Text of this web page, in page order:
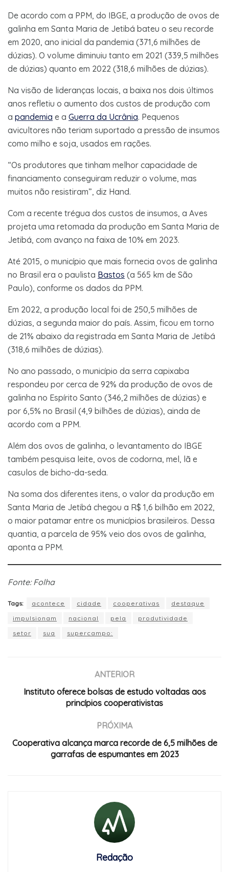
De acordo com a PPM, do IBGE, a produção de ovos de
galinha em Santa Maria de Jetibá bateu o seu recorde
em 2020, ano inicial da pandemia (371,6 milhões de
dúzias). O volume diminuiu tanto em 2021 (339,5 milhões
de dúzias) quanto em 2022 (318,6 milhões de dúzias).
Na visão de lideranças locais, a baixa nos dois últimos
anos refletiu o aumento dos custos de produção com
a pandemia e a Guerra da Ucrânia. Pequenos
avicultores não teriam suportado a pressão de insumos
como milho e soja, usados em rações.
“Os produtores que tinham melhor capacidade de
financiamento conseguiram reduzir o volume, mas
muitos não resistiram”, diz Hand.
Com a recente trégua dos custos de insumos, a Aves
projeta uma retomada da produção em Santa Maria de
Jetibá, com avanço na faixa de 10% em 2023.
Até 2015, o município que mais fornecia ovos de galinha
no Brasil era o paulista Bastos (a 565 km de São
Paulo), conforme os dados da PPM.
Em 2022, a produção local foi de 250,5 milhões de
dúzias, a segunda maior do país. Assim, ficou em torno
de 21% abaixo da registrada em Santa Maria de Jetibá
(318,6 milhões de dúzias).
No ano passado, o município da serra capixaba
respondeu por cerca de 92% da produção de ovos de
galinha no Espírito Santo (346,2 milhões de dúzias) e
por 6,5% no Brasil (4,9 bilhões de dúzias), ainda de
acordo com a PPM.
Além dos ovos de galinha, o levantamento do IBGE
também pesquisa leite, ovos de codorna, mel, lã e
casulos de bicho-da-seda.
Na soma dos diferentes itens, o valor da produção em
Santa Maria de Jetibá chegou a R$ 1,6 bilhão em 2022,
o maior patamar entre os municípios brasileiros. Dessa
quantia, a parcela de 95% veio dos ovos de galinha,
aponta a PPM.
Fonte: Folha
Tags: acontece cidade cooperativas
destaque
impulsionam
nacional pela
produtividade
setor
sua supercampo:
ANTERIOR
Instituto oferece bolsas de estudo voltadas aos
princípios cooperativistas
PRÓXIMA
Cooperativa alcança marca recorde de 6,5 milhões de
garrafas de espumantes em 2023
Redação